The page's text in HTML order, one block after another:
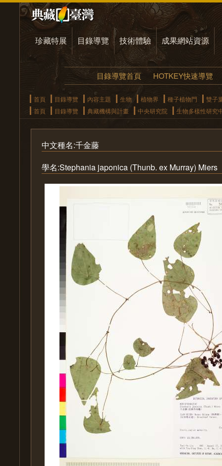
珍藏特展 目錄導覽 技術體驗 成果網站資源
目錄導覽首頁 HOTKEY快速導覽
首頁 目錄導覽 內容主題 生物 植物界 種子植物門
雙子
首頁
目錄導覽 典藏機構與計畫 中央研究院 生物多樣性研究
中文種名:千金藤
學名:Stephania japonica (Thunb. ex Murray) Miers